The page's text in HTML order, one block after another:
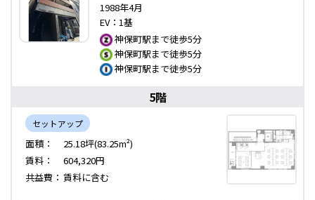
1988年4月
EV：1基
神保町駅まで徒歩5分
神保町駅まで徒歩5分
神保町駅まで徒歩5分
5階
セットアップ
面積：
25.18坪(83.25m²)
賃料：
604,320円
共益費： 賃料に含む